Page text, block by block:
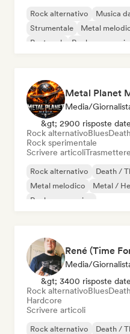
Rock alternativo Musica
Strumentale
Metal
Post rock
Rock progressivo
Metal Planet
Media/
&gt; 2900 risposte date
Rock alternativoBlues
Rock sperimentale
Scrivere articoli
Rock alternativo Death /
Metal melodico
Metal /
Rock progressivo
René (Time
Media/
&gt; 3400 risposte date
Rock alternativoBlues
Hardcore
Scrivere articoli
Rock alternativo Death /